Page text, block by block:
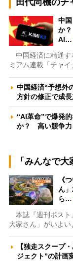
田代尚機のチ
中
か
AI…
中国経済に精通す
ミアム連載「チャ
中国経済“予想外
方針の修正で成
“AI革命”で爆発
か？ 高い競争力
「みんなで
《
ん
ら…
本誌『週刊ポスト
大家さん」がいよ
【独走スクープ
ジェクト”の計画